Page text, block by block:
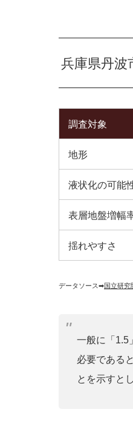
兵庫県丹波
調査対象
地形
液状化の可能
表層地盤増幅
揺れやすさ
データソース➡︎国立研
一般に「1.5
必要である
とを示すと